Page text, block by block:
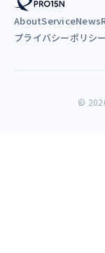
AboutServiceNews
プライバシーポリシー
©